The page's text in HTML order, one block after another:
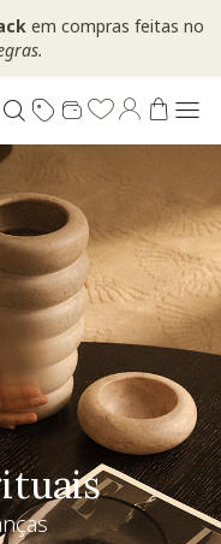
em compras feitas no